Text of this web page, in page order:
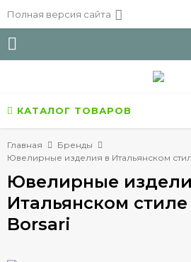
Полная версия сайта
КАТАЛОГ ТОВАРОВ
Главная
Бренды
Ювелирные изделия в Итальянском
Ювелирные
Итальянском
Borsari